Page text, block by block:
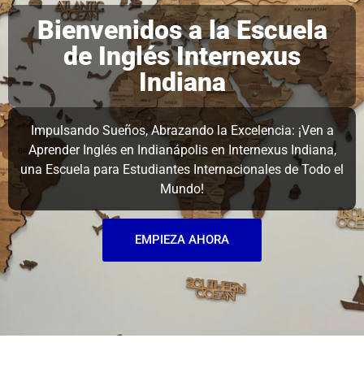
Bienvenidos a la Escuela
de Inglés Internexus
Indiana
Impulsando Sueños, Abrazando la Excelencia: ¡Ven a
Aprender Inglés en Indianápolis en Internexus Indiana,
una Escuela para Estudiantes Internacionales de Todo el
Mundo!
EMPIEZA AHORA